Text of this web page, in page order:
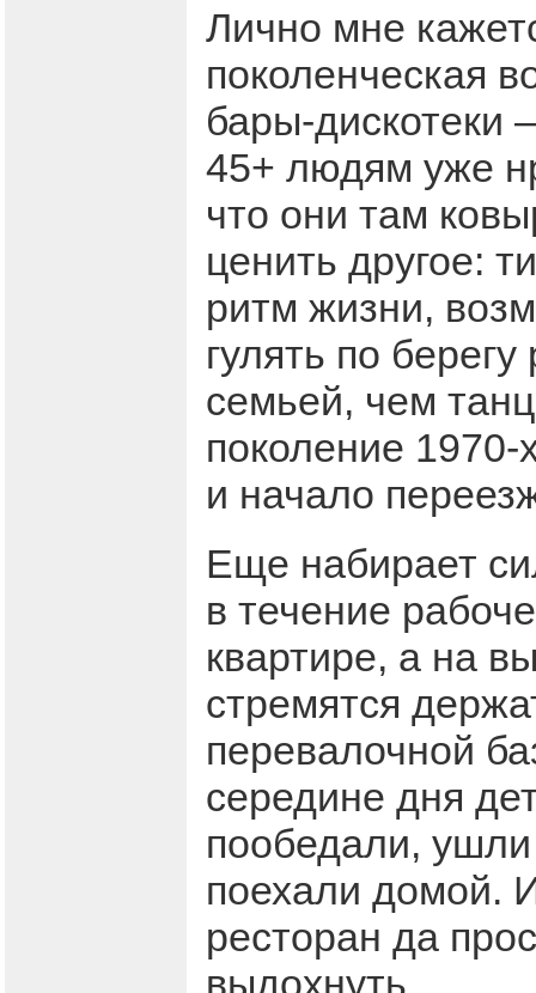
Лично мне
поколенческая
бары-дискотеки
45+ людям уже
что они там
ценить другое:
ритм жизни,
гулять по
семьей, чем
поколение 1970-
и начало
Еще набирает
в течение
квартире, а на
стремятся
перевалочной
середине дня
пообедали,
поехали домой.
ресторан да
выдохнуть.